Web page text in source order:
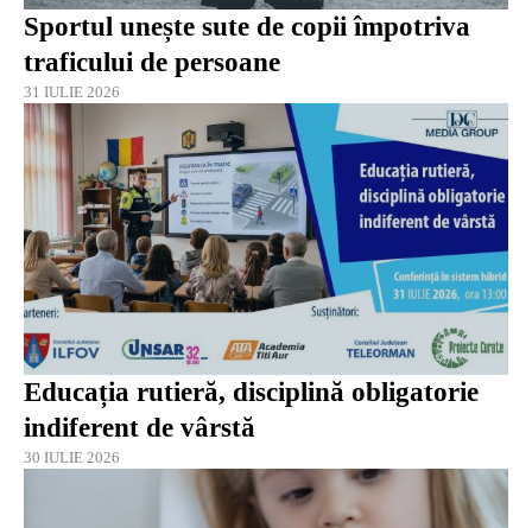
Sportul unește sute de copii împotriva
traficului de persoane
31 IULIE 2026
Educația rutieră, disciplină obligatorie
indiferent de vârstă
30 IULIE 2026